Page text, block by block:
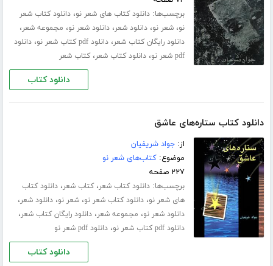
برچسب‌ها:دانلود کتاب های شعر نو،دانلود کتاب شعر
نو،شعر نو،دانلود شعر،دانلود شعر نو، مجموعه شعر،
دانلود رایگان کتاب شعر،دانلود pdf کتاب شعر نو ،دانلود
pdf شعر نو
،دانلود کتاب شعر،کتاب شعر
دانلود کتاب
دانلود کتاب ستاره‌های عاشق
از:جواد شریفیان
موضوع:کتاب‌های شعر نو
۲۲۷ صفحه
برچسب‌ها:دانلود کتاب شعر،کتاب شعر،دانلود کتاب
های شعر نو،دانلود کتاب شعر نو،شعر نو،دانلود شعر،
دانلود شعر نو، مجموعه شعر،دانلود رایگان کتاب شعر،
دانلود pdf کتاب شعر نو ،دانلود pdf شعر نو
دانلود کتاب